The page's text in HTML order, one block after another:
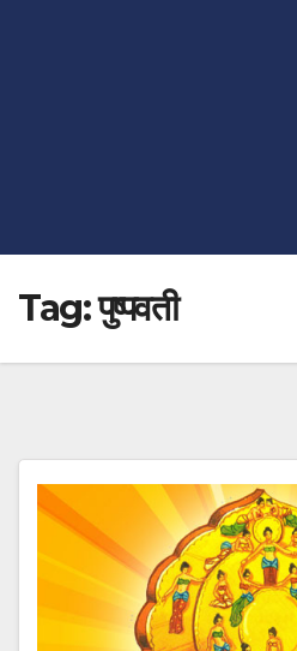
Tag:पुष्पवती